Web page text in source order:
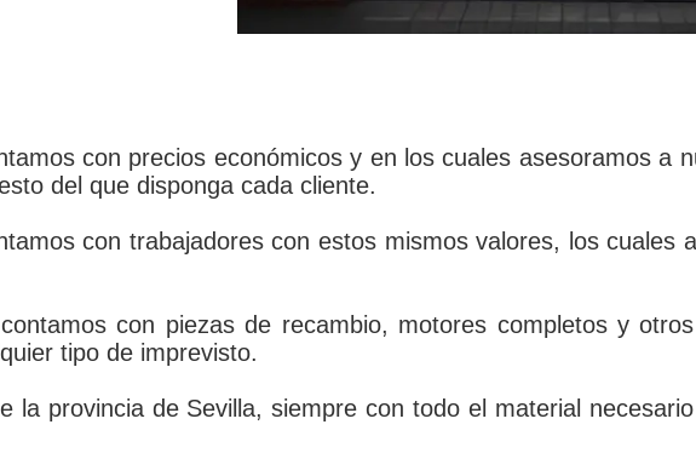
con precios económicos y en los cuales asesoramos a
del que disponga cada cliente.
con trabajadores con estos mismos valores, los cuales
con piezas de recambio, motores completos y
tipo de imprevisto.
la provincia de Sevilla, siempre con todo el material